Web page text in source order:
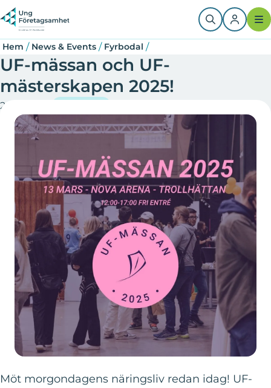
Hoppa
till
huvudinnehåll
Länkstig
Hem / News & Events / Fyrbodal /
UF-mässan och UF-
mästerskapen 2025!
2025-01-29
Möt morgondagens näringsliv redan idag! UF-